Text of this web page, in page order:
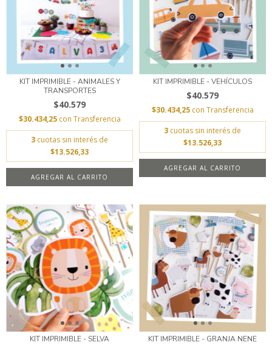
KIT IMPRIMIBLE - ANIMALES Y
TRANSPORTES
$40.579
$30.434,25 con Transferencia
3 cuotas sin interés de
$13.526,33
AGREGAR AL CARRITO
KIT IMPRIMIBLE - VEHÍCULOS
$40.579
$30.434,25 con Transferencia
3 cuotas sin interés de
$13.526,33
AGREGAR AL CARRITO
KIT IMPRIMIBLE - SELVA KIT IMPRIMIBLE - GRANJA NENE